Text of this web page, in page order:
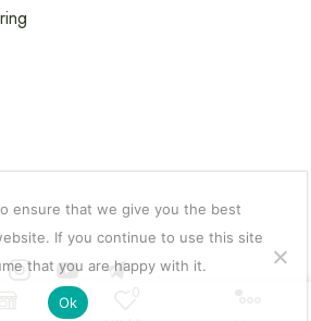
© 2026Happydealsdakar
ensure that we give you the best
If you continue to use this site
that you are happy with it.
Ok